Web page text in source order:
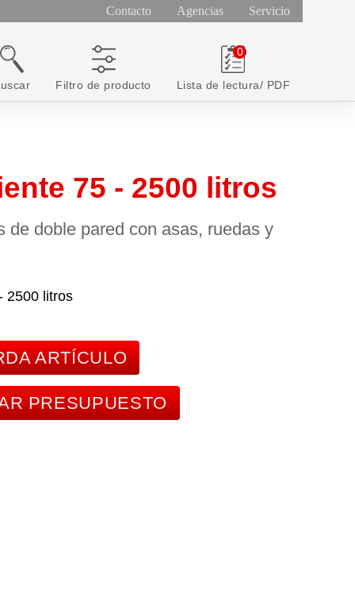
Contacto Agencias Servicio
Filtro de producto Lista de lectura/ PDF
75 - 2500 litros
de doble pared con asas, ruedas y
2500 litros
ARTÍCULO
PRESUPUESTO